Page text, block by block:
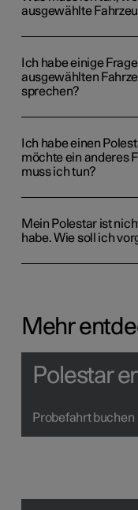
ausgewählte
Ich habe einige
ausgewählten
sprechen?
Ich habe einen
möchte ein anderes
muss ich tun?
Mein Polestar ist
habe. Wie soll ich
Mehr
Polestar
Probefahrt buchen